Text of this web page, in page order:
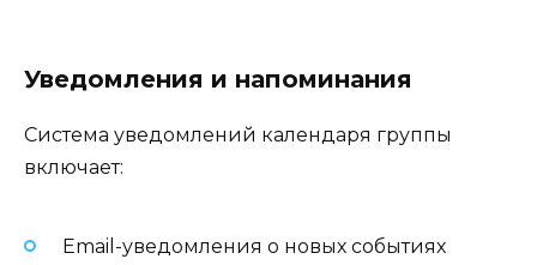
Уведомления и напоминания
Система уведомлений календаря группы
включает:
Email-уведомления о новых событиях